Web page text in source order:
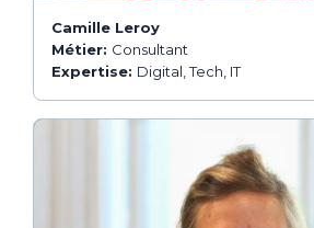
Camille Leroy
Métier: Consultant
Expertise: Digital, Tech, IT